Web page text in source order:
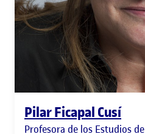
Pilar Ficapal Cusí
Profesora de los Estudios